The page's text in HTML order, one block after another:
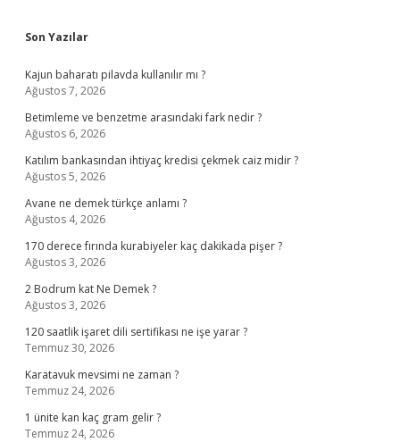
Sidebar
Son Yazılar
Kajun baharatı pilavda kullanılır mı ?
Ağustos 7, 2026
Betimleme ve benzetme arasındaki fark nedir ?
Ağustos 6, 2026
Katılım bankasından ihtiyaç kredisi çekmek caiz midir ?
Ağustos 5, 2026
Avane ne demek türkçe anlamı ?
Ağustos 4, 2026
170 derece fırında kurabiyeler kaç dakikada pişer ?
Ağustos 3, 2026
2 Bodrum kat Ne Demek ?
Ağustos 3, 2026
120 saatlik işaret dili sertifikası ne işe yarar ?
Temmuz 30, 2026
Karatavuk mevsimi ne zaman ?
Temmuz 24, 2026
1 ünite kan kaç gram gelir ?
Temmuz 24, 2026